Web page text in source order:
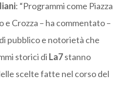
: “Programmi come Piazza
e Crozza – ha commentato –
pubblico e notorietà che
storici di La7stanno
scelte fatte nel corso del